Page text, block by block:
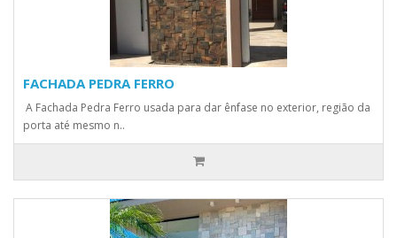
FACHADA PEDRA FERRO
A Fachada Pedra Ferro usada para dar ênfase no exterior, região da
porta até mesmo n..